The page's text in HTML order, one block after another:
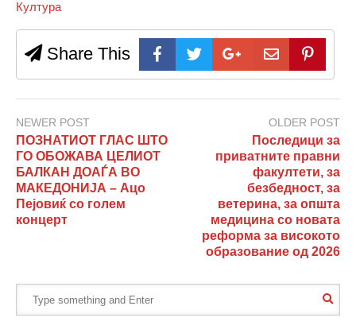
Култура
Share This
NEWER POST
ПОЗНАТИОТ ГЛАС ШТО
ГО ОБОЖАВА ЦЕЛИОТ
БАЛКАН ДОАЃА ВО
МАКЕДОНИЈА – Ацо
Пејовиќ со голем
концерт
OLDER POST
Последици за
приватните правни
факултети, за
безбедност, за
ветерина, за општа
медицина со новата
реформа за високото
образование од 2026